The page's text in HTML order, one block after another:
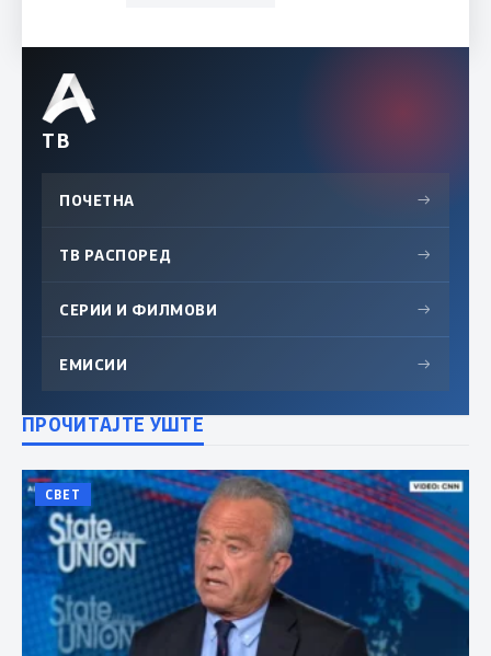
ТВ
ПОЧЕТНА →
ТВ РАСПОРЕД →
СЕРИИ И ФИЛМОВИ →
ЕМИСИИ →
ПРОЧИТАЈТЕ УШТЕ
СВЕТ